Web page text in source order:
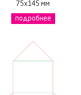
75x145 мм
подробнее